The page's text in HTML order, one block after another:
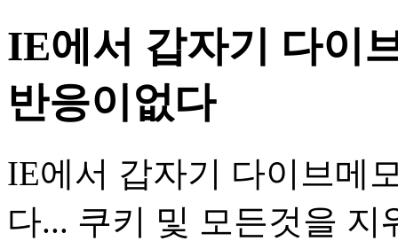
IE에서 갑자기 다이
반응이없다
IE에서 갑자기 다이브메
다... 쿠키 및 모든것을